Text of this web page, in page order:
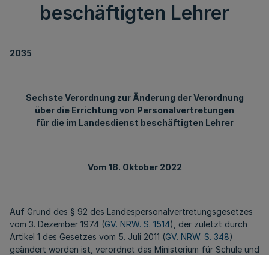
beschäftigten Lehrer
2035
Sechste Verordnung zur Änderung der Verordnung
über die Errichtung von Personalvertretungen
für die im Landesdienst beschäftigten Lehrer
Vom 18. Oktober 2022
Auf Grund des § 92 des Landespersonalvertretungsgesetzes
vom 3. Dezember 1974 (GV. NRW. S. 1514), der zuletzt durch
Artikel 1 des Gesetzes vom 5. Juli 2011 (GV. NRW. S. 348)
geändert worden ist, verordnet das Ministerium für Schule und